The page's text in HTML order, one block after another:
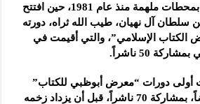
وبدأت مسيرة المعرض بمحطات ملهمة منذ عام 1981، حين افتتح
سلطان آل نهيان، طيب الله ثراه، دورته
الكتاب الإسلامي”، والتي أقيمت في
50 ناشراً.
انطلقت أولى دورات “معرض أبوظبي للكتاب”
في المجمع الثقافي أيضاً، بمشاركة 70 ناشراً، قبل أن يزداد زخمه